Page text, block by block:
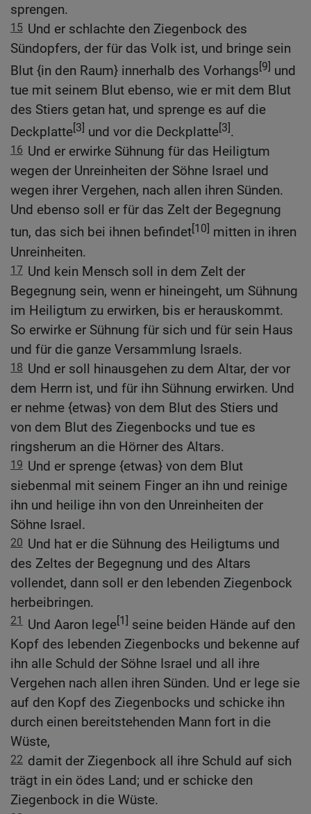
sprengen.
15 Und er schlachte den Ziegenbock des
Sündopfers, der für das Volk ist, und bringe sein
Blut {in den Raum} innerhalb des Vorhangs[9] und
tue mit seinem Blut ebenso, wie er mit dem Blut
des Stiers getan hat, und sprenge es auf die
Deckplatte[3] und vor die Deckplatte[3].
16 Und er erwirke Sühnung für das Heiligtum
wegen der Unreinheiten der Söhne Israel und
wegen ihrer Vergehen, nach allen ihren Sünden.
Und ebenso soll er für das Zelt der Begegnung
tun, das sich bei ihnen befindet[10] mitten in ihren
Unreinheiten.
17 Und kein Mensch soll in dem Zelt der
Begegnung sein, wenn er hineingeht, um Sühnung
im Heiligtum zu erwirken, bis er herauskommt.
So erwirke er Sühnung für sich und für sein Haus
und für die ganze Versammlung Israels.
18 Und er soll hinausgehen zu dem Altar, der vor
dem Herrn ist, und für ihn Sühnung erwirken. Und
er nehme {etwas} von dem Blut des Stiers und
von dem Blut des Ziegenbocks und tue es
ringsherum an die Hörner des Altars.
19 Und er sprenge {etwas} von dem Blut
siebenmal mit seinem Finger an ihn und reinige
ihn und heilige ihn von den Unreinheiten der
Söhne Israel.
20 Und hat er die Sühnung des Heiligtums und
des Zeltes der Begegnung und des Altars
vollendet, dann soll er den lebenden Ziegenbock
herbeibringen.
21 Und Aaron lege[1] seine beiden Hände auf den
Kopf des lebenden Ziegenbocks und bekenne auf
ihn alle Schuld der Söhne Israel und all ihre
Vergehen nach allen ihren Sünden. Und er lege sie
auf den Kopf des Ziegenbocks und schicke ihn
durch einen bereitstehenden Mann fort in die
Wüste,
22 damit der Ziegenbock all ihre Schuld auf sich
trägt in ein ödes Land; und er schicke den
Ziegenbock in die Wüste.